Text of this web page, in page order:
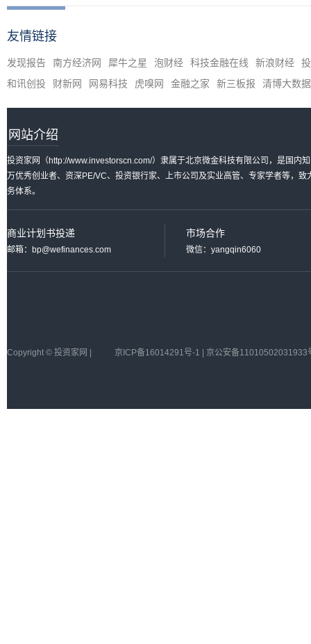
友情链接
发现报告 南方经济网 犀牛之星 泡财经 科技金融在线 新浪财经
和讯创投
财新网 网易科技 虎嗅网 金融之家 新三板报 清博大数据
网站介绍
投资家网（http://www.investorscn.com/）隶属于北京微金科技有限公司，是国内
万优秀创业者、资深PE/VC、投资银行家、上市公司及实业高管、专家学者等，
务体系。
商业计划书投递
邮箱：bp@wefinances.com
市场合作
微信：yangqin6060
Copyright © 投资家网 | 京ICP备16014291号-1 | 京公安备11010502031933